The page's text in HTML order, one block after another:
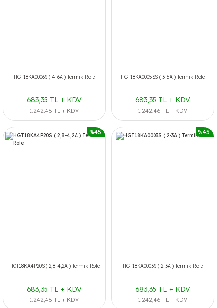
HGT18KA0006S ( 4-6A ) Termik Role
683,35 TL + KDV
1.242,46 TL + KDV
HGT18KA0005SS ( 3-5A ) Termik Role
683,35 TL + KDV
1.242,46 TL + KDV
%45
HGT18KA4P20S ( 2,8-4,2A ) Termik Role
683,35 TL + KDV
1.242,46 TL + KDV
%45
HGT18KA0003S ( 2-3A ) Termik Role
683,35 TL + KDV
1.242,46 TL + KDV